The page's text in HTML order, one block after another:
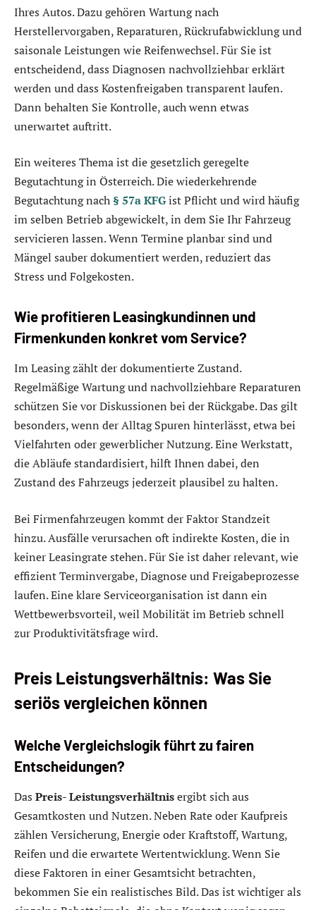
Ihres Autos. Dazu gehören Wartung nach
Herstellervorgaben, Reparaturen, Rückrufabwicklung und
saisonale Leistungen wie Reifenwechsel. Für Sie ist
entscheidend, dass Diagnosen nachvollziehbar erklärt
werden und dass Kostenfreigaben transparent laufen.
Dann behalten Sie Kontrolle, auch wenn etwas
unerwartet auftritt.
Ein weiteres Thema ist die gesetzlich geregelte
Begutachtung in Österreich. Die wiederkehrende
Begutachtung nach § 57a KFGist Pflicht und wird häufig
im selben Betrieb abgewickelt, in dem Sie Ihr Fahrzeug
servicieren lassen. Wenn Termine planbar sind und
Mängel sauber dokumentiert werden, reduziert das
Stress und Folgekosten.
Wie profitieren Leasingkundinnen und
Firmenkunden konkret vom Service?
Im Leasing zählt der dokumentierte Zustand.
Regelmäßige Wartung und nachvollziehbare Reparaturen
schützen Sie vor Diskussionen bei der Rückgabe. Das gilt
besonders, wenn der Alltag Spuren hinterlässt, etwa bei
Vielfahrten oder gewerblicher Nutzung. Eine Werkstatt,
die Abläufe standardisiert, hilft Ihnen dabei, den
Zustand des Fahrzeugs jederzeit plausibel zu halten.
Bei Firmenfahrzeugen kommt der Faktor Standzeit
hinzu. Ausfälle verursachen oft indirekte Kosten, die in
keiner Leasingrate stehen. Für Sie ist daher relevant, wie
effizient Terminvergabe, Diagnose und Freigabeprozesse
laufen. Eine klare Serviceorganisation ist dann ein
Wettbewerbsvorteil, weil Mobilität im Betrieb schnell
zur Produktivitätsfrage wird.
Preis Leistungsverhältnis: Was Sie
seriös vergleichen können
Welche Vergleichslogik führt zu fairen
Entscheidungen?
Das Preis- Leistungsverhältnisergibt sich aus
Gesamtkosten und Nutzen. Neben Rate oder Kaufpreis
zählen Versicherung, Energie oder Kraftstoff, Wartung,
Reifen und die erwartete Wertentwicklung. Wenn Sie
diese Faktoren in einer Gesamtsicht betrachten,
bekommen Sie ein realistisches Bild. Das ist wichtiger als